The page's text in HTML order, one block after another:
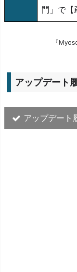
門」で【
『
アップデート
アップデート